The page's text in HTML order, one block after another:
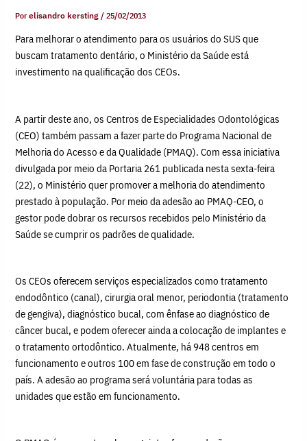
Porelisandro kersting /25/02/2013
Para melhorar o atendimento para os usuários do SUS que
buscam tratamento dentário, o Ministério da Saúde está
investimento na qualificação dos CEOs.
A partir deste ano, os Centros de Especialidades Odontológicas
(CEO) também passam a fazer parte do Programa Nacional de
Melhoria do Acesso e da Qualidade (PMAQ). Com essa iniciativa
divulgada por meio da Portaria 261 publicada nesta sexta-feira
(22), o Ministério quer promover a melhoria do atendimento
prestado à população. Por meio da adesão ao PMAQ-CEO, o
gestor pode dobrar os recursos recebidos pelo Ministério da
Saúde se cumprir os padrões de qualidade.
Os CEOs oferecem serviços especializados como tratamento
endodôntico (canal), cirurgia oral menor, periodontia (tratamento
de gengiva), diagnóstico bucal, com ênfase ao diagnóstico de
câncer bucal, e podem oferecer ainda a colocação de implantes e
o tratamento ortodôntico. Atualmente, há 948 centros em
funcionamento e outros 100 em fase de construção em todo o
país. A adesão ao programa será voluntária para todas as
unidades que estão em funcionamento.